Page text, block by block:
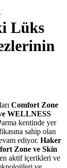
Lüks
Comfort Zone
WELLNESS
kentinde yer
sahip olan
ediyor. Haker
Zone ve Skin
aktif içerikleri ve